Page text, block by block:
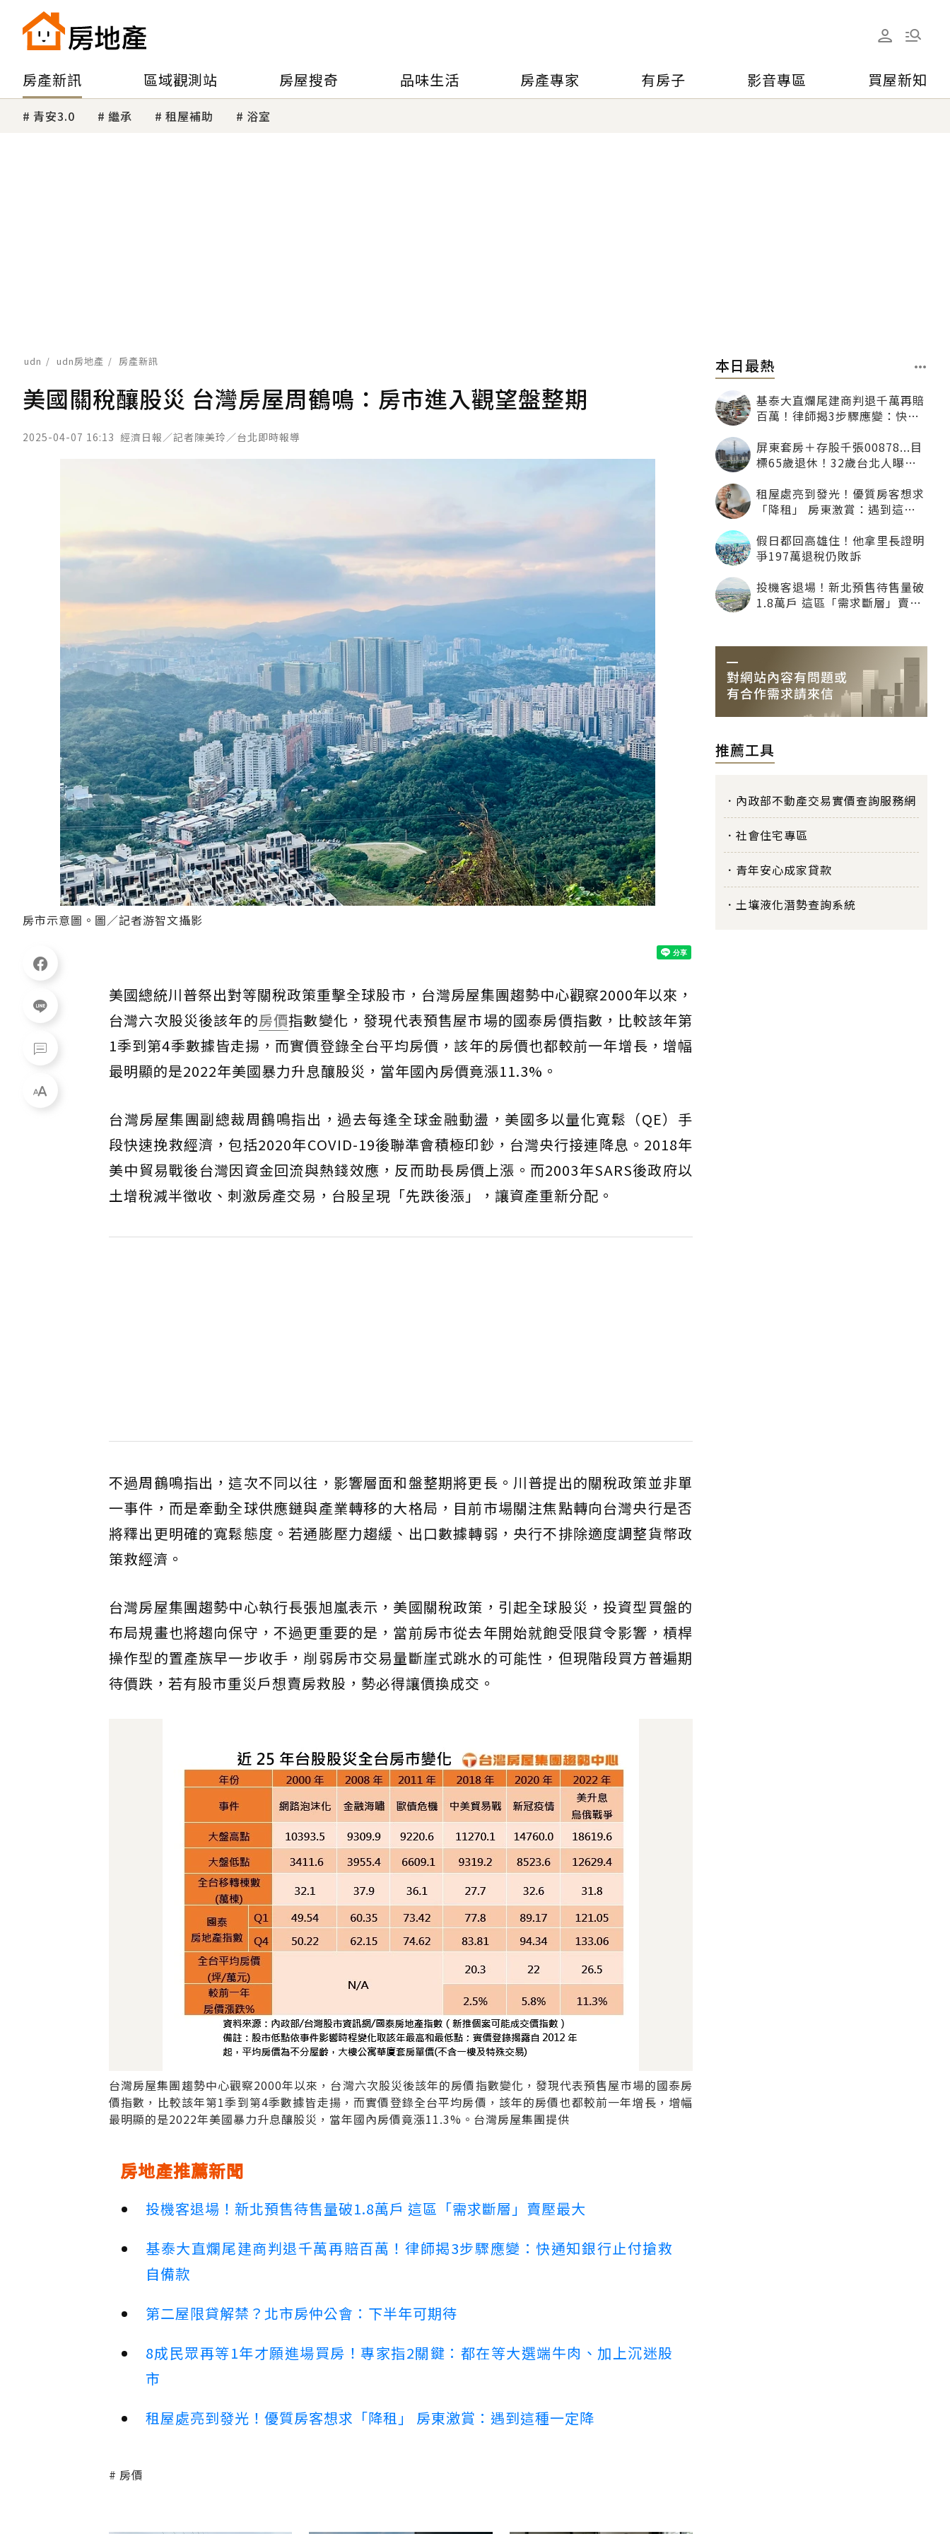
房產新訊 區域觀測站 房屋搜奇 品味生活 房產專家 有房子 影音專區 買屋新知
青安3.0 繼承 租屋補助 浴室
udn udn房地產 房產新訊
美國關稅釀股災 台灣房屋周鶴鳴：房市進入觀望盤整期
2025-04-07 16:13 經濟日報／記者陳美玲／台北即時報導
房市示意圖。圖／記者游智文攝影
美國總統川普祭出對等關稅政策重擊全球股市，台灣房屋集團趨勢中心觀察2000年以來，
台灣六次股災後該年的房價指數變化，發現代表預售屋市場的國泰房價指數，比較該年第
1季到第4季數據皆走揚，而實價登錄全台平均房價，該年的房價也都較前一年增長，增幅
最明顯的是2022年美國暴力升息釀股災，當年國內房價竟漲11.3%。
台灣房屋集團副總裁周鶴鳴指出，過去每逢全球金融動盪，美國多以量化寬鬆（QE）手
段快速挽救經濟，包括2020年COVID-19後聯準會積極印鈔，台灣央行接連降息。2018年
美中貿易戰後台灣因資金回流與熱錢效應，反而助長房價上漲。而2003年SARS後政府以
土增稅減半徵收、刺激房產交易，台股呈現「先跌後漲」，讓資產重新分配。
不過周鶴鳴指出，這次不同以往，影響層面和盤整期將更長。川普提出的關稅政策並非單
一事件，而是牽動全球供應鏈與產業轉移的大格局，目前市場關注焦點轉向台灣央行是否
將釋出更明確的寬鬆態度。若通膨壓力趨緩、出口數據轉弱，央行不排除適度調整貨幣政
策救經濟。
台灣房屋集團趨勢中心執行長張旭嵐表示，美國關稅政策，引起全球股災，投資型買盤的
布局規畫也將趨向保守，不過更重要的是，當前房市從去年開始就飽受限貸令影響，槓桿
操作型的置產族早一步收手，削弱房市交易量斷崖式跳水的可能性，但現階段買方普遍期
待價跌，若有股市重災戶想賣房救股，勢必得讓價換成交。
台灣房屋集團趨勢中心觀察2000年以來，台灣六次股災後該年的房價指數變化，發現代表預售屋市場的國泰房
價指數，比較該年第1季到第4季數據皆走揚，而實價登錄全台平均房價，該年的房價也都較前一年增長，增幅
最明顯的是2022年美國暴力升息釀股災，當年國內房價竟漲11.3%。台灣房屋集團提供
房地產推薦新聞
投機客退場！新北預售待售量破1.8萬戶 這區「需求斷層」賣壓最大
基泰大直爛尾建商判退千萬再賠百萬！律師揭3步驟應變：快通知銀行止付搶救
自備款
第二屋限貸解禁？北市房仲公會：下半年可期待
8成民眾再等1年才願進場買房！專家指2關鍵：都在等大選端牛肉、加上沉迷股
市
租屋處亮到發光！優質房客想求「降租」 房東激賞：遇到這種一定降
房價
本日最熱
基泰大直爛尾建商判退千萬再賠
百萬！律師揭3步驟應變：快通
屏東套房＋存股千張00878...目
標65歲退休！32歲台北人曝：
租屋處亮到發光！優質房客想求
「降租」 房東激賞：遇到這種
假日都回高雄住！他拿里長證明
爭197萬退稅仍敗訴
投機客退場！新北預售待售量破
1.8萬戶 這區「需求斷層」賣壓
推薦工具
內政部不動產交易實價查詢服務網
社會住宅專區
青年安心成家貸款
土壤液化潛勢查詢系統